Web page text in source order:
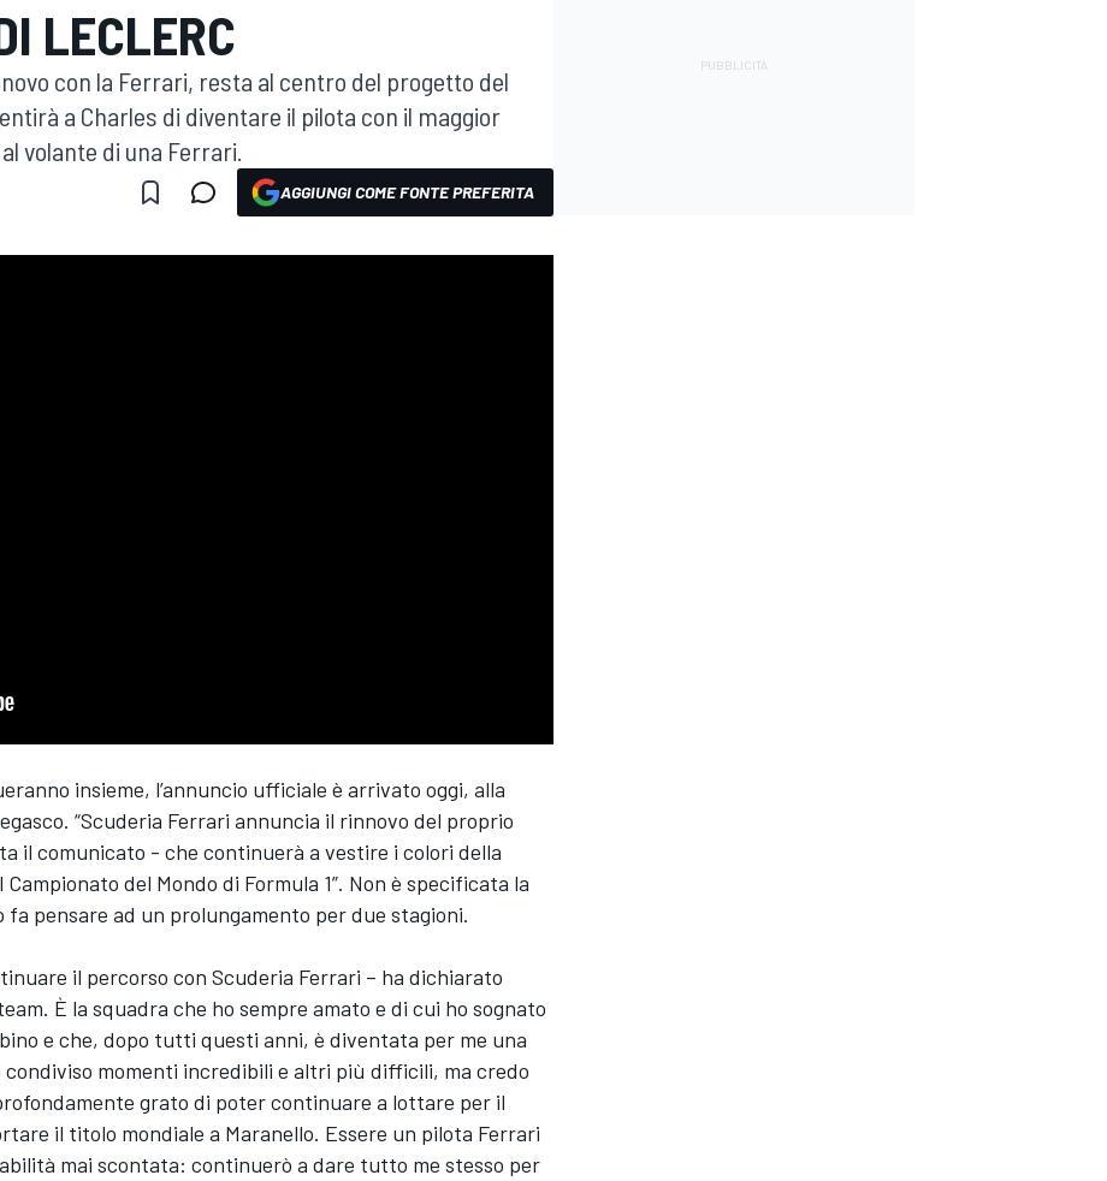
LECLERC
con la Ferrari, resta al centro del progetto del
a Charles di diventare il pilota con il maggior
volante di una Ferrari.
AGGIUNGI COME FONTE PREFERITA
insieme, l’annuncio ufficiale è arrivato oggi, alla
“Scuderia Ferrari annuncia il rinnovo del proprio
il comunicato - che continuerà a vestire i colori della
del Mondo di Formula 1”. Non è specificata la
pensare ad un prolungamento per due stagioni.
il percorso con Scuderia Ferrari – ha dichiarato
È la squadra che ho sempre amato e di cui ho sognato
e che, dopo tutti questi anni, è diventata per me una
condiviso momenti incredibili e altri più difficili, ma credo
grato di poter continuare a lottare per il
il titolo mondiale a Maranello. Essere un pilota Ferrari
mai scontata: continuerò a dare tutto me stesso per